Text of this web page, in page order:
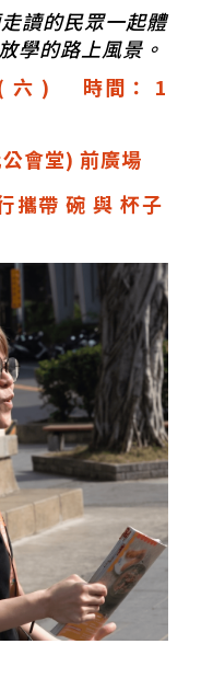
讀的民眾一起體
學的路上風景。
六 )
時間： 1
會堂) 前廣場
攜帶 碗 與 杯子